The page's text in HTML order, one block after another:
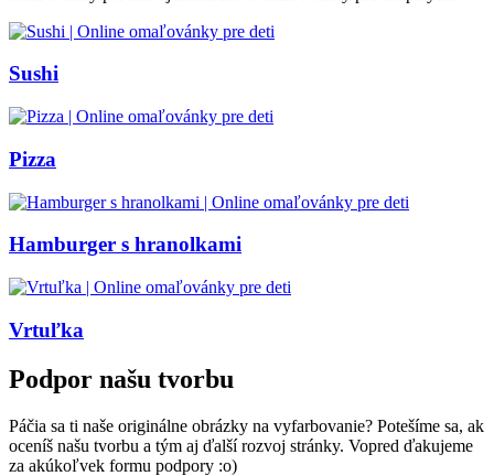
Sushi
Pizza
Hamburger s hranolkami
Vrtuľka
Podpor našu tvorbu
Páčia sa ti naše originálne obrázky na vyfarbovanie? Potešíme sa, ak
oceníš našu tvorbu a tým aj ďalší rozvoj stránky. Vopred ďakujeme
za akúkoľvek formu podpory :o)